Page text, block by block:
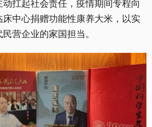
扛起社会责任，疫情期间专程向
中心捐赠功能性康养大米，以实
营企业的家国担当。